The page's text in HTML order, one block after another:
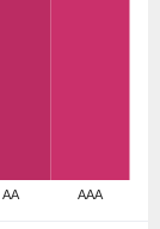
AA AAA